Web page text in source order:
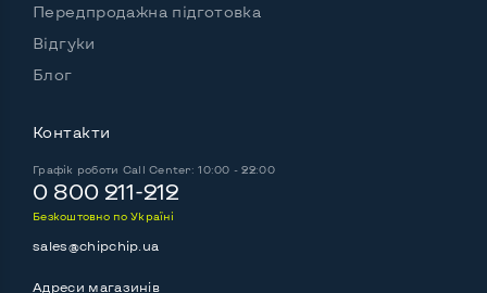
Операційна системаWin 10 (30 днів)
Вихід VGA
Вихід Display port Ні
Вихід mini Display port
Передпродажна підготовка
Відгуки
Блог
Контакти
Графік роботи Call Center: 10:00 - 22:00
0 800 211-212
Безкоштовно по Україні
sales@chipchip.ua
Адреси магазинів